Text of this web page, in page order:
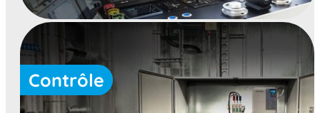
Contrôle